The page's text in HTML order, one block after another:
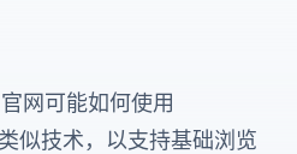
网可能如何使用
似技术，以支持基础浏览